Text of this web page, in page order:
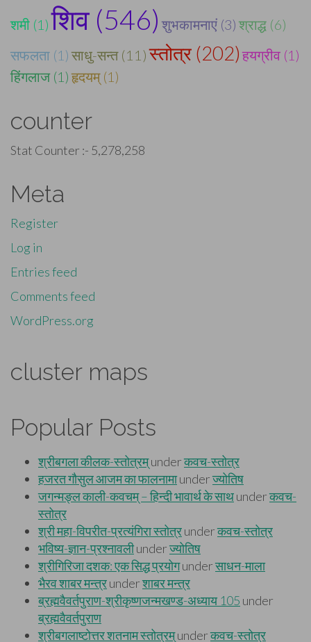
शमी (1) शिव (546) शुभकामनाएं (3) श्राद्ध (6)
सफलता (1) साधु-सन्त (11) स्तोत्र (202) हयग्रीव (1)
हिंगलाज (1) हृदयम् (1)
counter
Stat Counter :- 5,278,258
Meta
Register
Log in
Entries feed
Comments feed
WordPress.org
cluster maps
Popular Posts